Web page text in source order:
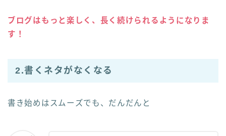
ブログはもっと楽しく、長く続けられるようになりま
す！
2.書くネタがなくなる
書き始めはスムーズでも、だんだんと